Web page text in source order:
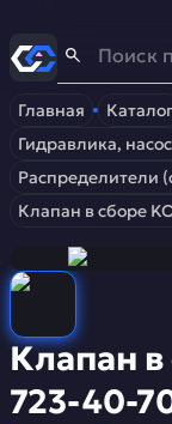
Спец-Страж-
Главная Каталог
Гидравлика,
Распределители
Клапан в сборе
Клапан в
723-40-